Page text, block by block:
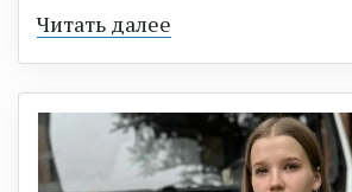
Читать далее